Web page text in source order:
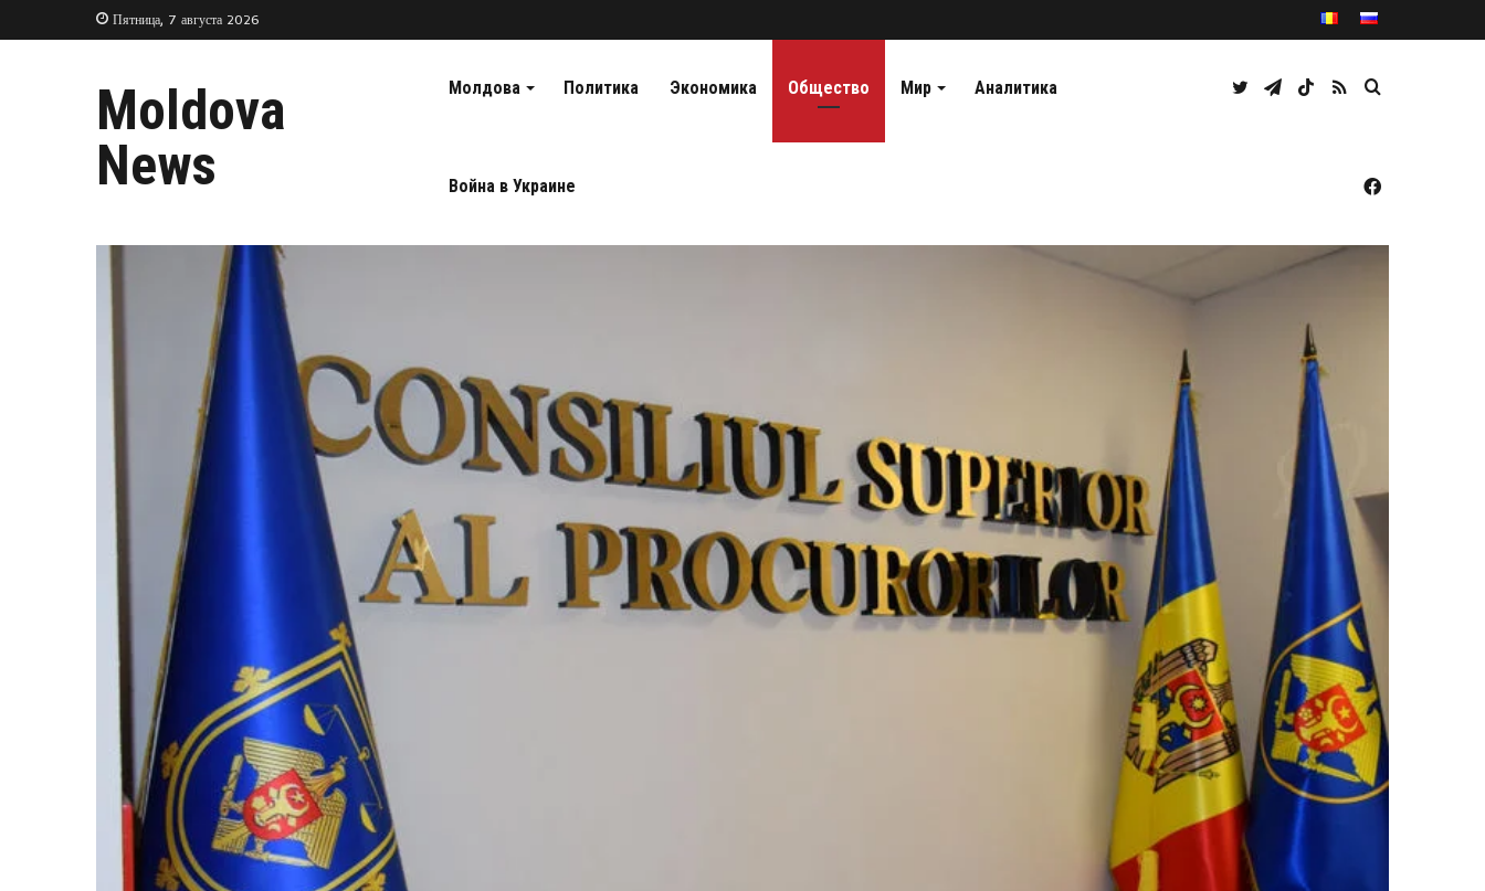
Пятница, 7 августа 2026
Moldova
News
Молдова Политика Экономика Общество Мир Аналитика
Война в Украине
Caută
RSS
TikTok
Telegram
Twitter
Facebook